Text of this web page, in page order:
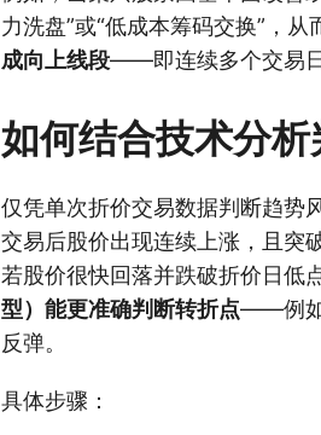
力洗盘”或“低成本筹码交换”，从
成向上线段——即连续多个交易日
如何结合技术分
仅凭单次折价交易数据判断趋势
交易后股价出现连续上涨，且突
若股价很快回落并跌破折价日低
型）能更准确判断转折点——例如
反弹。
具体步骤：